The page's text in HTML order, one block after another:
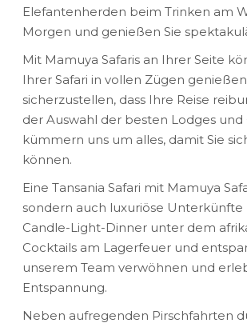
Elefantenherden beim Trinken am
Morgen und genießen Sie
Mit Mamuya Safaris an Ihrer Seite
Ihrer Safari in vollen Zügen
sicherzustellen, dass Ihre Reise
der Auswahl der besten Lodges
kümmern uns um alles, damit Sie
können.
Eine Tansania Safari mit Mamuya
sondern auch luxuriöse
Candle-Light-Dinner unter dem
Cocktails am Lagerfeuer und
unserem Team verwöhnen und
Entspannung.
Neben aufregenden Pirschfahrten